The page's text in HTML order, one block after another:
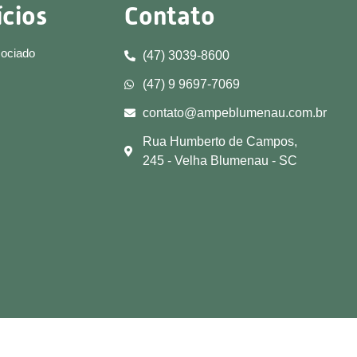
Contato
(47) 3039-8600
(47) 9 9697-7069
contato@ampeblumenau.com.br
Rua Humberto de Campos,
245 - Velha Blumenau - SC